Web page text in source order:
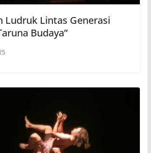
Ludruk Lintas Generasi
Budaya”